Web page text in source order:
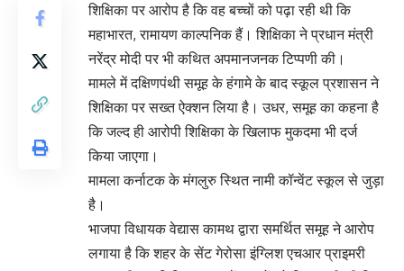
शिक्षिका पर आरोप है कि वह बच्चों को पढ़ा रही थी कि
महाभारत, रामायण काल्पनिक हैं। शिक्षिका ने प्रधान मंत्री
नरेंद्र मोदी पर भी कथित अपमानजनक टिप्पणी की।
मामले में दक्षिणपंथी समूह के हंगामे के बाद स्कूल प्रशासन ने
शिक्षिका पर सख्त ऐक्शन लिया है। उधर, समूह का कहना है
कि जल्द ही आरोपी शिक्षिका के खिलाफ मुकदमा भी दर्ज
किया जाएगा।
मामला कर्नाटक के मंगलुरु स्थित नामी कॉन्वेंट स्कूल से जुड़ा
है।
भाजपा विधायक वेद्यास कामथ द्वारा समर्थित समूह ने आरोप
लगाया है कि शहर के सेंट गेरोसा इंग्लिश एचआर प्राइमरी